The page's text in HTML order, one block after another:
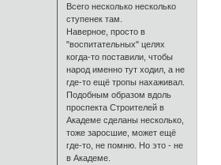
Всего несколько несколько
ступенек там.
Наверное, просто в
"воспитательных" целях
когда-то поставили, чтобы
народ именно тут ходил, а не
где-то ещё тропы нахаживал.
Подобным образом вдоль
проспекта Строителей в
Академе сделаны несколько,
тоже заросшие, может ещё
где-то, не помню. Но это - не
в Академе.